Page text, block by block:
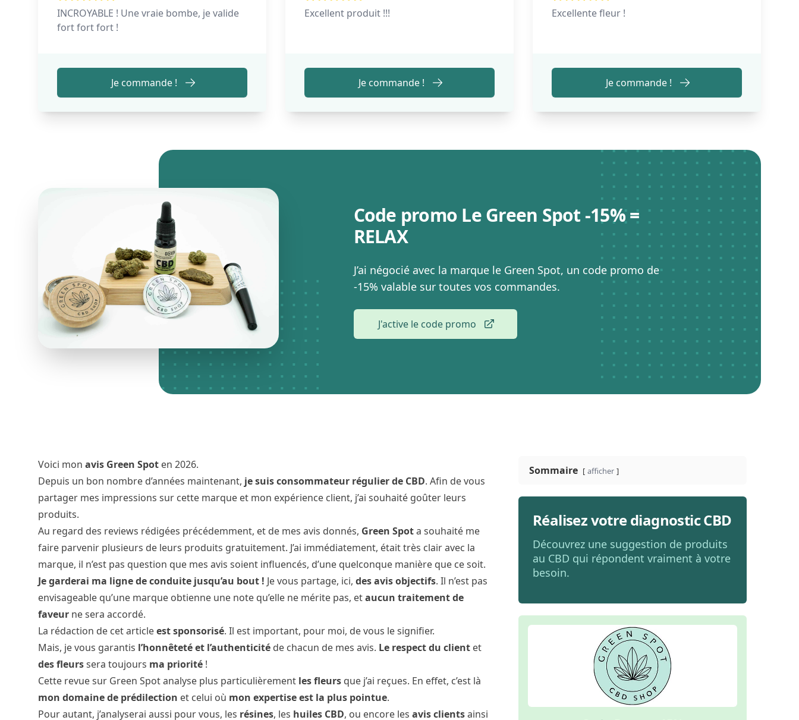
INCROYABLE ! Une vraie bombe, je valide
fort fort fort !
Je commande !
Excellent produit !!!
Je commande !
Excellente fleur !
Je commande !
Code promo Le Green Spot -15% =
RELAX
J’ai négocié avec la marque le Green Spot, un code promo de
-15% valable sur toutes vos commandes.
J'active le code promo
Voici mon avis Green Spot en 2026.
Depuis un bon nombre d’années maintenant, je suis consommateur régulier de CBD. Afin de vous
partager mes impressions sur cette marque et mon expérience client, j’ai souhaité goûter leurs
produits.
Au regard des reviews rédigées précédemment, et de mes avis donnés, Green Spota souhaité me
faire parvenir plusieurs de leurs produits gratuitement. J’ai immédiatement, était très clair avec la
marque, il n’est pas question que mes avis soient influencés, d’une quelconque manière que ce soit.
Je garderai ma ligne de conduite jusqu’au bout ! Je vous partage, ici, des avis objectifs. Il n’est pas
envisageable qu’une marque obtienne une note qu’elle ne mérite pas, etaucun traitement de
faveur ne sera accordé.
La rédaction de cet articleest sponsorisé. Il est important, pour moi, de vous le signifier.
Mais, je vous garantis l’honnêteté et l’authenticité de chacun de mes avis. Le respect du client et
des fleurssera toujours ma priorité !
Cette revue sur Green Spot analyse plus particulièrement les fleurs que j’ai reçues. En effet, c’est là
mon domaine de prédilection et celui où mon expertise est la plus pointue.
Pour autant, j’analyserai aussi pour vous, les résines, les huiles CBD, ou encore les avis clientsainsi
Sommaire afficher
Réalisez votre diagnostic CBD
Découvrez une suggestion de produits
au CBD qui répondent vraiment à votre
besoin.